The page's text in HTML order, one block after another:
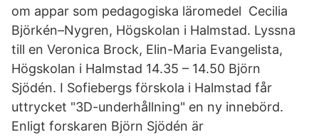
om appar som pedagogiska läromedel Cecilia
Björkén–Nygren, Högskolan i Halmstad. Lyssna
till en Veronica Brock, Elin-Maria Evangelista,
Högskolan i Halmstad 14.35 – 14.50 Björn
Sjödén. I Sofiebergs förskola i Halmstad får
uttrycket "3D-underhållning" en ny innebörd.
Enligt forskaren Björn Sjödén är